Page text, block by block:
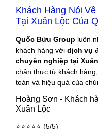
Khách Hàng Nói
Tại Xuân Lộc Của
Quốc Bửu Group luôn
khách hàng với dịch vụ
chuyên nghiệp tại
chân thực từ khách
toàn và hiệu quả của
Hoàng Sơn - Khách
Xuân Lộc
⭐⭐⭐⭐⭐ (5/5)